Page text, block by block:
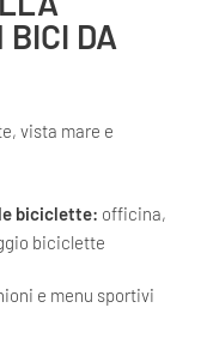
BICI DA
vista mare e
biciclette: officina,
biciclette
e menu sportivi